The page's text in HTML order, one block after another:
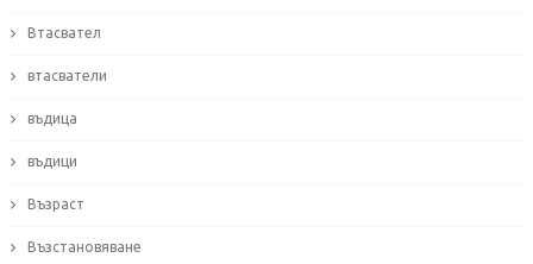
Втасвател
втасватели
въдица
въдици
Възраст
Възстановяване